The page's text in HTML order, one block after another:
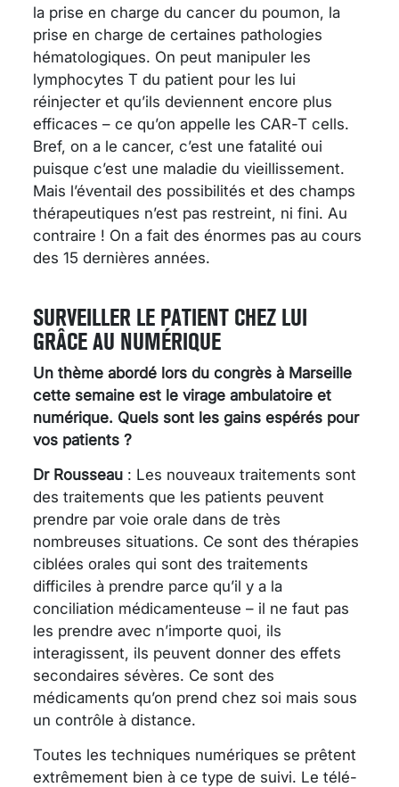
la prise en charge du cancer du poumon, la
prise en charge de certaines pathologies
hématologiques. On peut manipuler les
lymphocytes T du patient pour les lui
réinjecter et qu’ils deviennent encore plus
efficaces – ce qu’on appelle les CAR-T cells.
Bref, on a le cancer, c’est une fatalité oui
puisque c’est une maladie du vieillissement.
Mais l’éventail des possibilités et des champs
thérapeutiques n’est pas restreint, ni fini. Au
contraire ! On a fait des énormes pas au cours
des 15 dernières années.
SURVEILLER LE PATIENT CHEZ LUI
GRÂCE AU NUMÉRIQUE
Un thème abordé lors du congrès à Marseille
cette semaine est le virage ambulatoire et
numérique. Quels sont les gains espérés pour
vos patients ?
Dr Rousseau : Les nouveaux traitements sont
des traitements que les patients peuvent
prendre par voie orale dans de très
nombreuses situations. Ce sont des thérapies
ciblées orales qui sont des traitements
difficiles à prendre parce qu’il y a la
conciliation médicamenteuse – il ne faut pas
les prendre avec n’importe quoi, ils
interagissent, ils peuvent donner des effets
secondaires sévères. Ce sont des
médicaments qu’on prend chez soi mais sous
un contrôle à distance.
Toutes les techniques numériques se prêtent
extrêmement bien à ce type de suivi. Le télé-